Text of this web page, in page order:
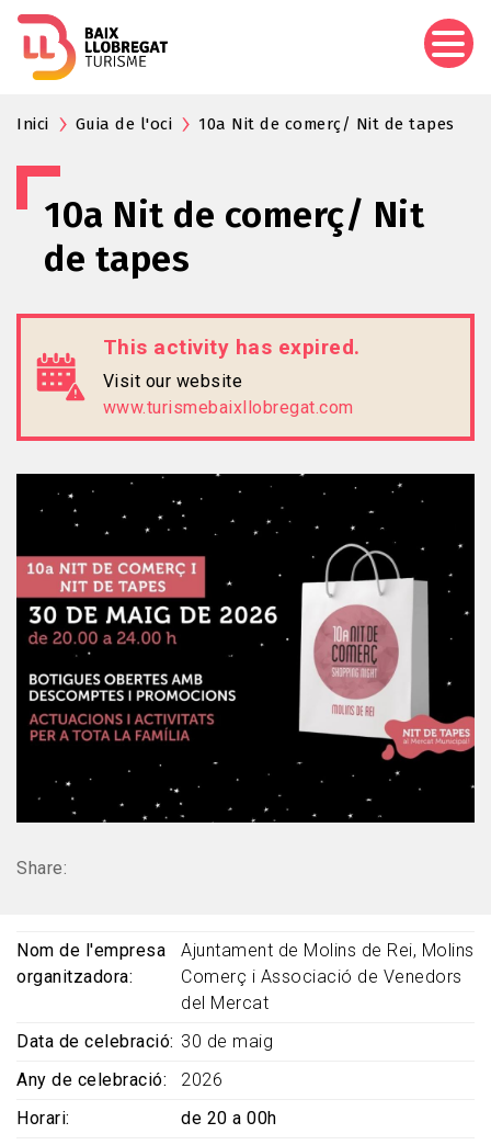
Inici Guia de l'oci 10a Nit de comerç/ Nit de tapes
10a Nit de comerç/ Nit
de tapes
This activity has expired.
Visit our website
www.turismebaixllobregat.com
Share:
Nom de l'empresa
organitzadora
Ajuntament de Molins de Rei, Molins
Comerç i Associació de Venedors
del Mercat
Data de celebració 30 de maig
Any de celebració
2026
Horari
de 20 a 00h